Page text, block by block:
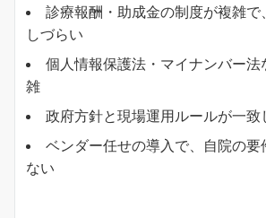
診療報酬・助成金の制度が複雑
しづらい
個人情報保護法・マイナンバー法
雑
政府方針と現場運用ルールが一致
ベンダー任せの導入で、自院の要
ない